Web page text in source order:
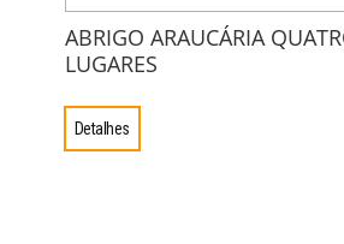
ABRIGO ARAUCÁRIA
LUGARES
Detalhes